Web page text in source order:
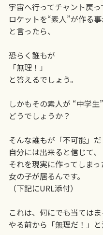
宇宙へ行ってチャント戻
ロケットを“素人”が作る
と言ったら、
恐らく誰もが
「無理！」
と答えるでしょう。
しかもその素人が “中学生
どうでしょうか？
そんな誰もが「不可能」
自分には出来ると信じて、
それを現実に作ってしまっ
女の子が居るんです。
（下記にURL添付）
これは、何にでも当てはま
やる前から「無理だ！」